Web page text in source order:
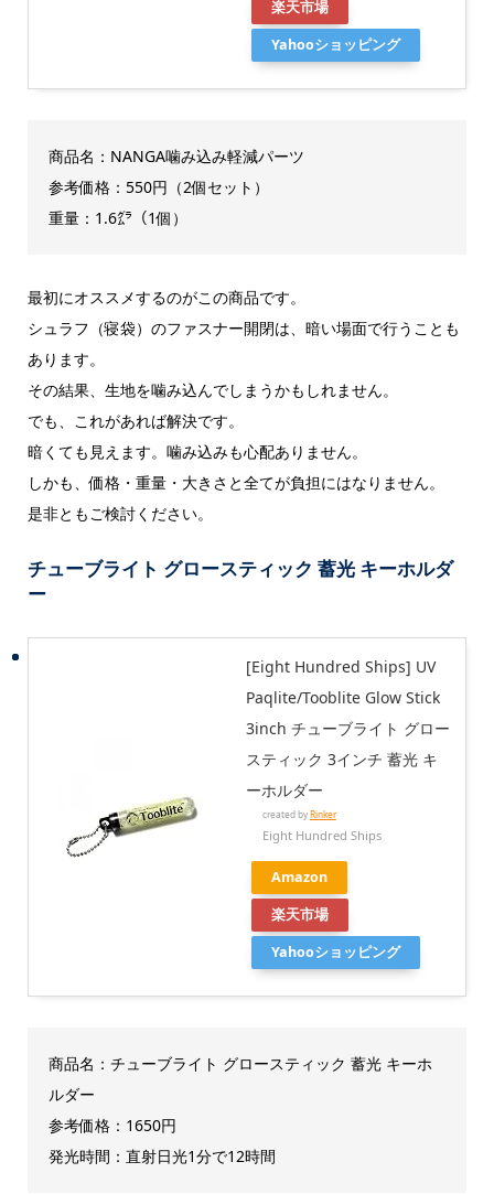
楽天市場
Yahooショッピング
商品名： NANGA噛み込み軽減パーツ
参考価格：550円（2個セット）
重量：1.6㌘（1個）
最初にオススメするのがこの商品です。
シュラフ（寝袋）のファスナー開閉は、暗い場面で行うことも
あります。
その結果、生地を噛み込んでしまうかもしれません。
でも、これがあれば解決です。
暗くても見えます。噛み込みも心配ありません。
しかも、価格・重量・大きさと全てが負担にはなりません。
是非ともご検討ください。
チューブライト グロースティック 蓄光 キーホルダ
ー
[Eight Hundred Ships] UV
Paqlite/Tooblite Glow Stick
3inch チューブライト グロー
スティック 3インチ 蓄光 キ
ーホルダー
created byRinker
Eight Hundred Ships
Amazon
楽天市場
Yahooショッピング
商品名：チューブライト グロースティック 蓄光 キーホ
ルダー
参考価格：1650円
発光時間：直射日光1分で12時間